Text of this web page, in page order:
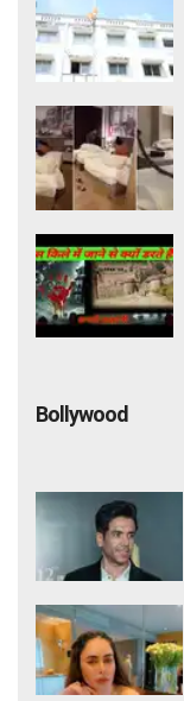
Bollywood